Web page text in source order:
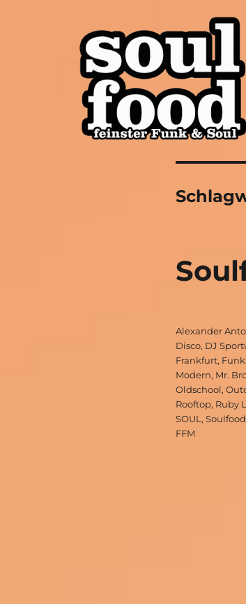
Soulfood FFM
Schlagwörter
Alexander
Disco, DJ
Frankfurt, Funk,
Modern, Mr.
Oldschool,
Rooftop, Ruby
SOUL, Soulfood
FFM